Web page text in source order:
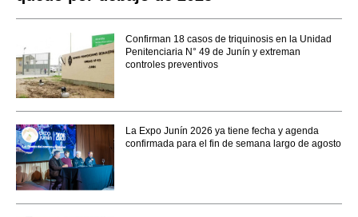
Confirman 18 casos de triquinosis en la Unidad
Penitenciaria N° 49 de Junín y extreman
controles preventivos
La Expo Junín 2026 ya tiene fecha y agenda
confirmada para el fin de semana largo de agosto